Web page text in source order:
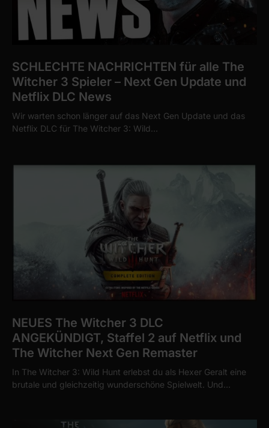
SCHLECHTE NACHRICHTEN für alle The
Witcher 3 Spieler – Next Gen Update und
Netflix DLC News
Wir warten schon länger auf das Next Gen Update und das
Netflix DLC für The Witcher 3: Wild…
NEUES The Witcher 3 DLC
ANGEKÜNDIGT, Staffel 2 auf Netflix und
The Witcher Next Gen Remaster
In The Witcher 3: Wild Hunt erlebst du als Hexer Geralt eine
brutale und gleichzeitig wunderschöne Spielwelt. Und…